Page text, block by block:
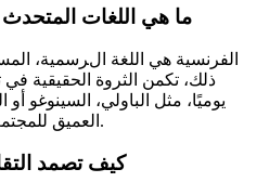
ما هي اللغات
الفرنسية هي اللغة الرسمية،
ذلك، تكمن الثروة الحقيقية في
يوميًا، مثل الباولي، السينوغو أو
العميق للمجتمعات والثقافات التي تشكل البلاد.
كيف تصمد